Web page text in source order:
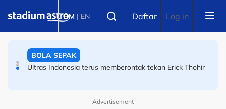
BM | EN Daftar Log in
Semalam juara di Indonesia, tak sampai 24 jam dah
BOLA SEPAK
Ultras Indonesia terus memberontak tekan Erick Thohir
Advertisement